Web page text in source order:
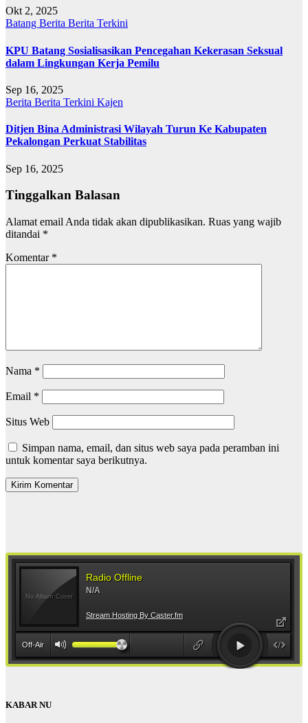
Okt 2, 2025
Batang Berita Berita Terkini
KPU Batang Sosialisasikan Pencegahan Kekerasan Seksual
dalam Lingkungan Kerja Pemilu
Sep 16, 2025
Berita Berita Terkini Kajen
Ditjen Bina Administrasi Wilayah Turun Ke Kabupaten
Pekalongan Perkuat Stabilitas
Sep 16, 2025
Tinggalkan Balasan
Alamat email Anda tidak akan dipublikasikan. Ruas yang wajib
ditandai *
Komentar *
Nama *
Email *
Situs Web
Simpan nama, email, dan situs web saya pada peramban ini
untuk komentar saya berikutnya.
KABAR NU